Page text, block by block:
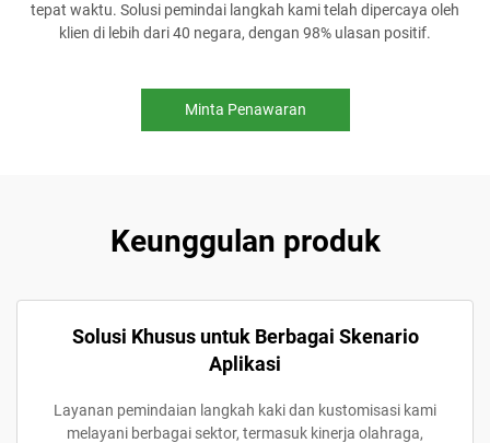
tepat waktu. Solusi pemindai langkah kami telah dipercaya oleh
klien di lebih dari 40 negara, dengan 98% ulasan positif.
Minta Penawaran
Keunggulan produk
Solusi Khusus untuk Berbagai Skenario
Aplikasi
Layanan pemindaian langkah kaki dan kustomisasi kami
melayani berbagai sektor, termasuk kinerja olahraga,